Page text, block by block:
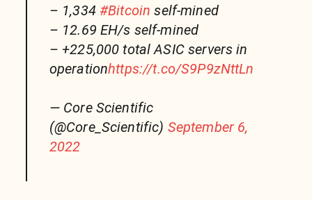
– 1,334 #Bitcoin self-mined
– 12.69 EH/s self-mined
– +225,000 total ASIC servers in
operationhttps://t.co/S9P9zNttLn
— Core Scientific
(@Core_Scientific) September 6,
2022